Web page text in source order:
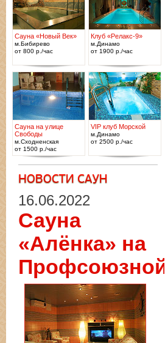
Сауна «Новый Век»
м.Бибирево
от 800 р./час
Клуб «Релакс-9»
м.Динамо
от 1900 р./час
Сауна на улице
Свободы
м.Сходненская
от 1500 р./час
VIP клуб Морской
м.Динамо
от 2500 р./час
16.06.2022
Сауна
«Алёнка» на
Профсоюзной